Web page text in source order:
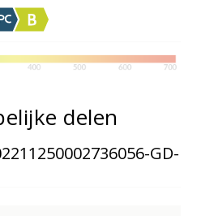
delen
GD-